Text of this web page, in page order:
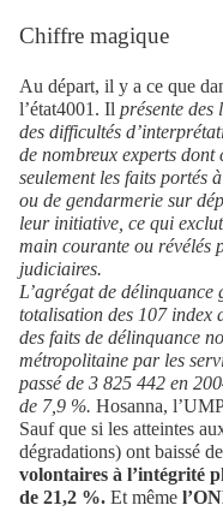
Chiffre magique
Au départ, il y a ce que
l’état4001. Il présente des
des difficultés
de nombreux experts
seulement les faits portés
ou de gendarmerie sur
leur initiative, ce qui
main courante ou révélés
judiciaires.
L’agrégat de
totalisation des 107 index
des faits de délinquance
métropolitaine par les
passé de 3 825 442 en
de 7,9 %. Hosanna,
Sauf que si les atteintes
dégradations) ont baissé
volontaires à l’intégrité
de 21,2 %. Et même